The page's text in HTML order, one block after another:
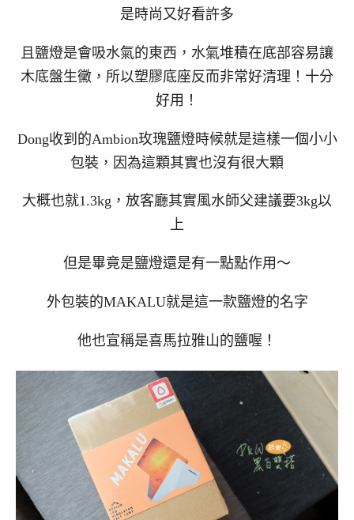
是時尚又好看許多
且鹽燈是會吸水氣的東西，水氣堆積在底部容易讓
木底盤生黴，所以塑膠底座反而非常好清理！十分
好用！
Dong收到的Ambion玫瑰鹽燈時候就是這樣一個小小
包裝，因為這顆其實也沒有很大顆
大概也就1.3kg，放客廳其實風水師父建議要3kg以
上
但是畢竟是鹽燈還是有一點點作用～
外包裝的MAKALU就是這一款鹽燈的名字
他也宣稱是喜馬拉雅山的鹽喔！